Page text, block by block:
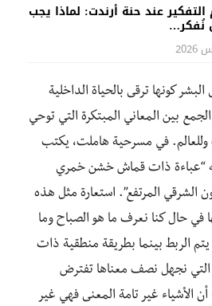
عند حنة أرندت: لماذا يجب
نُفكر…
كونها ترقى بالحياة الداخلية
بين المعاني المبتكرة التي توحي
وللعالم. في مسرحية هاملت، يكتب
“عباءة ذات قماش خشن خمري
الشرقي المرتفع”. استعارة مثل هذه
في حال كنا نعرف ما هو الصباح وما
الربط بينما بطريقة منطقية ذات
التي نجهل نصف معناها تفترض
الأشياء غير تامة المعنى فهي غير